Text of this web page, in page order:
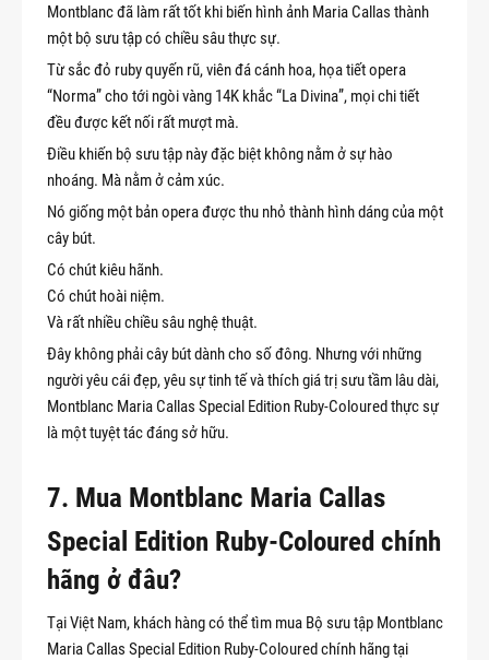
Montblanc đã làm rất tốt khi biến hình ảnh Maria Callas thành
một bộ sưu tập có chiều sâu thực sự.
Từ sắc đỏ ruby quyến rũ, viên đá cánh hoa, họa tiết opera
“Norma” cho tới ngòi vàng 14K khắc “La Divina”, mọi chi tiết
đều được kết nối rất mượt mà.
Điều khiến bộ sưu tập này đặc biệt không nằm ở sự hào
nhoáng. Mà nằm ở cảm xúc.
Nó giống một bản opera được thu nhỏ thành hình dáng của một
cây bút.
Có chút kiêu hãnh.
Có chút hoài niệm.
Và rất nhiều chiều sâu nghệ thuật.
Đây không phải cây bút dành cho số đông. Nhưng với những
người yêu cái đẹp, yêu sự tinh tế và thích giá trị sưu tầm lâu dài,
Montblanc Maria Callas Special Edition Ruby-Coloured thực sự
là một tuyệt tác đáng sở hữu.
7. Mua Montblanc Maria Callas
Special Edition Ruby-Coloured chính
hãng ở đâu?
Tại Việt Nam, khách hàng có thể tìm mua Bộ sưu tập Montblanc
Maria Callas Special Edition Ruby-Coloured chính hãng tại